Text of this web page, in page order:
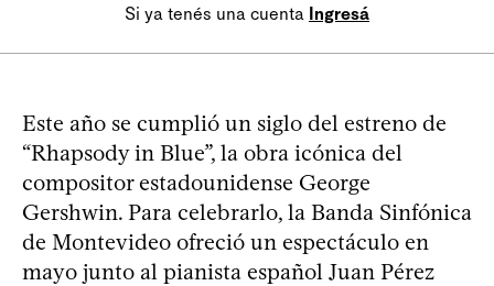
Si ya tenés una cuenta Ingresá
Este año se cumplió un siglo del estreno de
“Rhapsody in Blue”, la obra icónica del
compositor estadounidense George
Gershwin. Para celebrarlo, la Banda Sinfónica
de Montevideo ofreció un espectáculo en
mayo junto al pianista español Juan Pérez